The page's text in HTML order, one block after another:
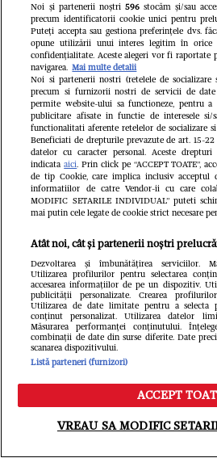
GSP.RO
Aymen Boutoutaou,
achiziție a lui FCSB,
făcut apariția în
Meniu Caută
Noi și partenerii noștri 596stocăm și/sau
precum identificatorii cookie unici pentru
Puteți accepta sau gestiona preferințele dvs.
opune utilizării unui interes legitim în
confidențialitate. Aceste alegeri vor fi raportate
navigarea. Mai multe detalii
Noi si partenerii nostri (retelele de socializare
precum si furnizorii nostri de servicii de
permite website-ului sa functioneze, pentru
publicitare afisate in functie de interesele
functionalitati aferente retelelor de socializare
Beneficiati de drepturile prevazute de art. 15-
datelor cu caracter personal. Aceste
indicataaici. Prin click pe “ACCEPT TOATE”,
de tip Cookie, care implica inclusiv acceptul
informatiilor de catre Vendor-ii cu care
MODIFIC SETARILE INDIVIDUAL” puteti
mai putin cele legate de cookie strict necesare
Atât noi, cât și partenerii noștri
Dezvoltarea și îmbunătățirea serviciilor.
Utilizarea profilurilor pentru selectarea
accesarea informațiilor de pe un dispozitiv.
publicității personalizate. Crearea
Utilizarea de date limitate pentru a selecta
conținut personalizat. Utilizarea datelor
Măsurarea performanței conținutului.
combinații de date din surse diferite. Date
scanarea dispozitivului.
Listă parteneri (furnizori)
ACCEPT
VREAU SA MODIFIC